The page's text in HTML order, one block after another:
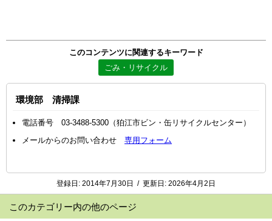
このコンテンツに関連するキーワード
ごみ・リサイクル
環境部 清掃課
電話番号 03-3488-5300（狛江市ビン・缶リサイクルセンター）
メールからのお問い合わせ 専用フォーム
登録日: 2014年7月30日 / 更新日: 2026年4月2日
このカテゴリー内の他のページ